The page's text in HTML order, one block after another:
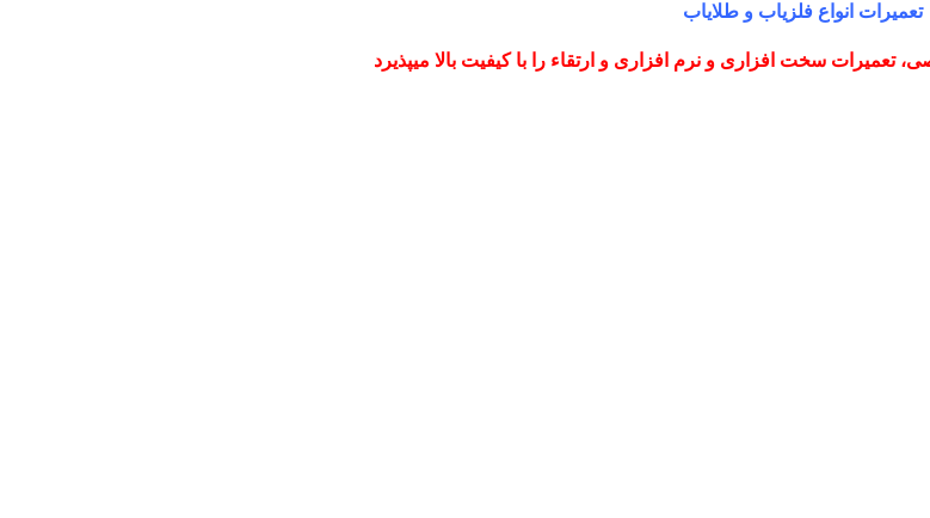
تعمیرات انواع فلزیاب و طلایاب
تعمیرات سخت افزاری و نرم افزاری و ارتقاء را با کیفیت بالا میپذیرد